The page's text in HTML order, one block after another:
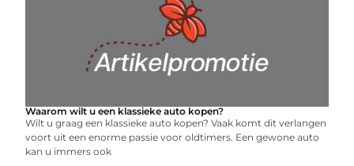
Waarom wilt u een klassieke auto kopen?
Wilt u graag een klassieke auto kopen? Vaak komt dit verlangen
voort uit een enorme passie voor oldtimers. Een gewone auto
kan u immers ook